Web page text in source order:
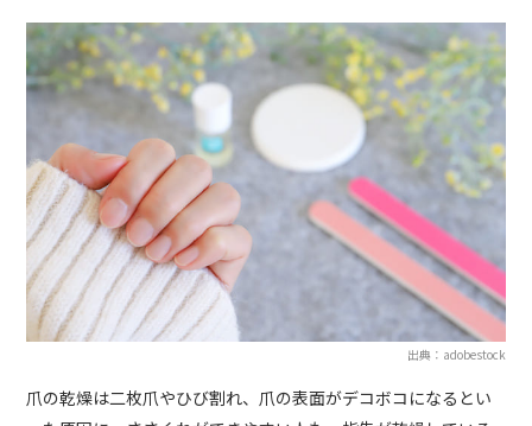
出典：adobestock
爪の乾燥は二枚爪やひび割れ、爪の表面がデコボコになるとい